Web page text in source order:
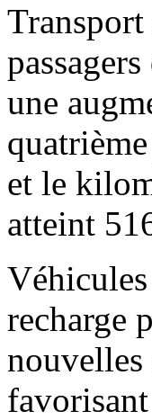
une
et le
atteint
recharge
nouvelles